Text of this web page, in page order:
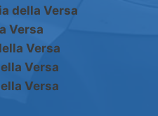
della Versa
Versa
Versa
Versa
Versa